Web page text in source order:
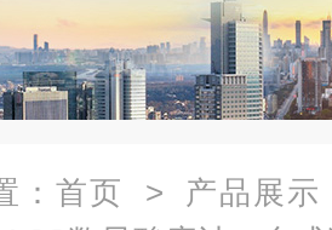
： 首页 > 产品展示